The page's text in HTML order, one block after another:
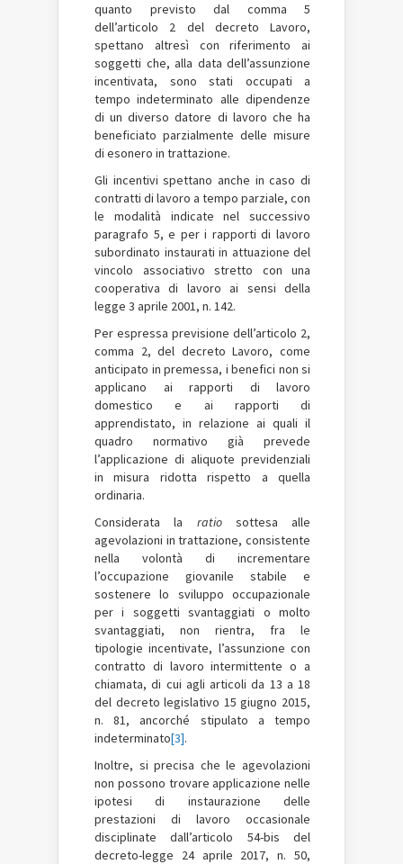
quanto previsto dal comma 5
dell’articolo 2 del decreto Lavoro,
spettano altresì con riferimento ai
soggetti che, alla data dell’assunzione
incentivata, sono stati occupati a
tempo indeterminato alle dipendenze
di un diverso datore di lavoro che ha
beneficiato parzialmente delle misure
di esonero in trattazione.
Gli incentivi spettano anche in caso di
contratti di lavoro a tempo parziale, con
le modalità indicate nel successivo
paragrafo 5, e per i rapporti di lavoro
subordinato instaurati in attuazione del
vincolo associativo stretto con una
cooperativa di lavoro ai sensi della
legge 3 aprile 2001, n. 142.
Per espressa previsione dell’articolo 2,
comma 2, del decreto Lavoro, come
anticipato in premessa, i benefici non si
applicano ai rapporti di lavoro
domestico e ai rapporti di
apprendistato, in relazione ai quali il
quadro normativo già prevede
l’applicazione di aliquote previdenziali
in misura ridotta rispetto a quella
ordinaria.
Considerata la ratiosottesa alle
agevolazioni in trattazione, consistente
nella volontà di incrementare
l’occupazione giovanile stabile e
sostenere lo sviluppo occupazionale
per i soggetti svantaggiati o molto
svantaggiati, non rientra, fra le
tipologie incentivate, l’assunzione con
contratto di lavoro intermittente o a
chiamata, di cui agli articoli da 13 a 18
del decreto legislativo 15 giugno 2015,
n. 81, ancorché stipulato a tempo
indeterminato[3].
Inoltre, si precisa che le agevolazioni
non possono trovare applicazione nelle
ipotesi di instaurazione delle
prestazioni di lavoro occasionale
disciplinate dall’articolo 54-bis del
decreto-legge 24 aprile 2017, n. 50,